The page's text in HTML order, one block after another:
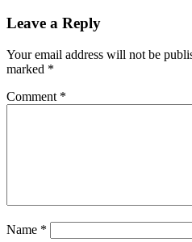
Leave a Reply
Your email address will not be
marked *
Comment *
Name *